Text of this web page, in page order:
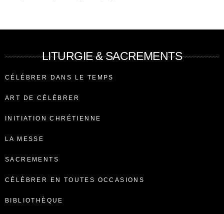
LITURGIE & SACREMENTS
CÉLÉBRER DANS LE TEMPS
ART DE CÉLÉBRER
INITIATION CHRÉTIENNE
LA MESSE
SACREMENTS
CÉLÉBRER EN TOUTES OCCASIONS
BIBLIOTHÈQUE